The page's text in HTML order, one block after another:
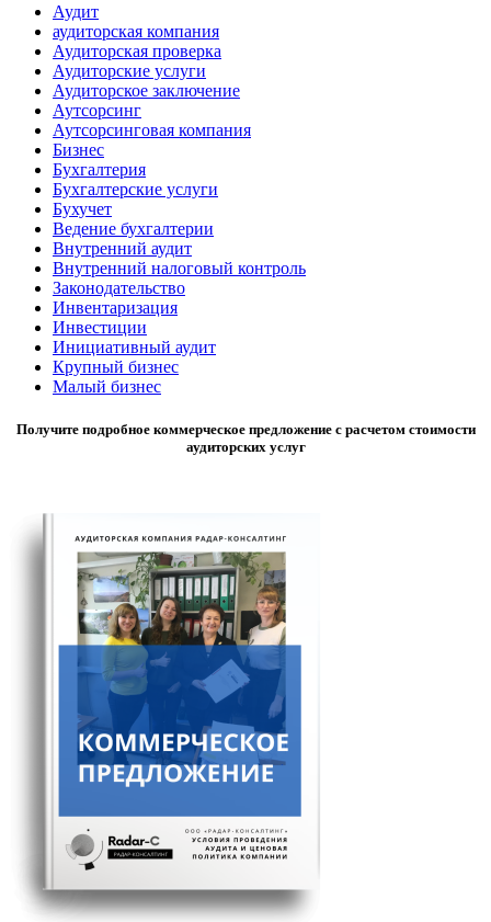
Аудит
аудиторская компания
Аудиторская проверка
Аудиторские услуги
Аудиторское заключение
Аутсорсинг
Аутсорсинговая компания
Бизнес
Бухгалтерия
Бухгалтерские услуги
Бухучет
Ведение бухгалтерии
Внутренний аудит
Внутренний налоговый контроль
Законодательство
Инвентаризация
Инвестиции
Инициативный аудит
Крупный бизнес
Малый бизнес
Получите подробное коммерческое предложение с расчетом стоимости
аудиторских услуг